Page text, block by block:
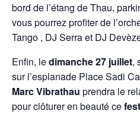
bord de l’étang de Thau,
vous pourrez profiter de
Tango , DJ Serra et DJ
Enfin, ledimanche 27 juillet,
sur l’esplanade Place Sadi
Marc Vibrathau prendra le
pour clôturer en beauté ce